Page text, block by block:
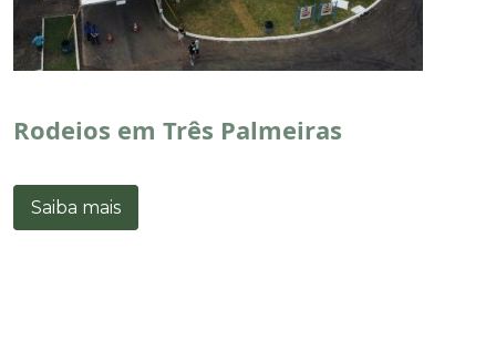
Rodeios em Três Palmeiras
Saiba mais